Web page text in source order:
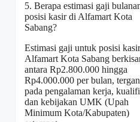
5. Berapa estimasi gaji
posisi kasir di Alfamart Kota
Sabang?
Estimasi gaji untuk posisi
Alfamart Kota Sabang
antara Rp2.800.000 hingga
Rp4.000.000 per bulan,
pada pengalaman kerja,
dan kebijakan UMK (Upah
Minimum Kota/Kabupaten)